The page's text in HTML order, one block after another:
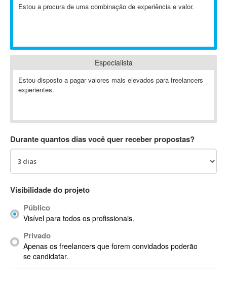
Ableton Live
Abstract Window Toolkit (AWT)
AC Drives
AC3
ACID Pro
ACPI
ACT
Actian
Actimize
ActionScript
ActionScript 3
Estou a procura de uma combinação de experiência e valor.
Especialista
Estou disposto a pagar valores mais elevados para freelancers
experientes.
Durante quantos dias você quer receber propostas?
Visibilidade do projeto
Público
Visível para todos os profissionais.
Privado
Apenas os freelancers que forem convidados poderão
se candidatar.